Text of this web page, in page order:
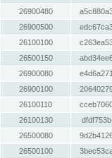
26900480
26900500
26100100
26500150
26900080
26900100
26100110
26100130
26500080
26500100